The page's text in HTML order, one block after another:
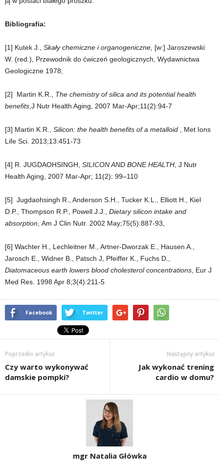
Bibliografia:
[1] Kutek J., Skały chemiczne i organogeniczne, [w:] Jaroszewski
W. (red.), Przewodnik do ćwiczeń geologicznych, Wydawnictwa
Geologiczne 1978,
[2] Martin K.R., The chemistry of silica and its potential health
benefits,J Nutr Health Aging, 2007 Mar-Apr;11(2):94-7
[3] Martin K.R., Silicon: the health benefits of a metalloid , Met Ions
Life Sci. 2013;13:451-73
[4] R. JUGDAOHSINGH, SILICON AND BONE HEALTH, J Nutr
Health Aging, 2007 Mar-Apr; 11(2): 99–110
[5] Jugdaohsingh R., Anderson S.H., Tucker K.L., Elliott H., Kiel
D.P., Thompson R.P., Powell J.J., Dietary silicon intake and
absorption, Am J Clin Nutr. 2002 May;75(5):887-93,
[6] Wachter H., Lechleitner M., Artner-Dworzak E., Hausen A.,
Jarosch E., Widner B., Patsch J, Pfeiffer K., Fuchs D.,
Diatomaceous earth lowers blood cholesterol concentrations, Eur J
Med Res. 1998 Apr 8;3(4):211-5
Facebook Twitter
Poprzedni artykuł
Czy warto wykonywać
damskie pompki?
Następny artykuł
Jak wykonać trening
cardio w domu?
mgr Natalia Główka